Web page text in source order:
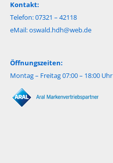
Kontakt:
Telefon: 07321 – 42118
eMail:oswald.hdh@web.de
Öffnungszeiten:
Montag – Freitag 07:00 – 18:00 Uhr